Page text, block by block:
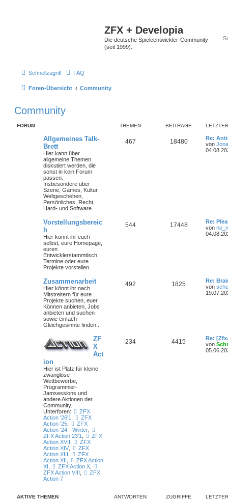
ZFX + Developia
Die deutsche Spieleentwickler-Community
(seit 1999).
Schnellzugriff FAQ
Foren-Übersicht Community
Community
FORUM THEMEN BEITRÄGE
Allgemeines Talk-
Brett
Hier kann über
allgemeine Themen
diskutiert werden, die
sonst in kein Forum
passen.
Insbesondere über
Szene, Games, Kultur,
Weltgeschehen,
Persönliches, Recht,
Hard- und Software.
467 18480
Re:
von
Vorstellungsbereic
h
Hier könnt ihr euch
selbst, eure Homepage,
euren
Entwicklerstammtisch,
Termine oder eure
Projekte vorstellen.
544 17448
Re:
von
Zusammenarbeit
Hier könnt ihr nach
Mitstreitern für eure
Projekte suchen, euer
Können anbieten, Jobs
anbieten und suchen
sowie einfach
Gleichgesinnte finden...
492 1825
Re:
von
ZF
X
Act
ion
Hier ist Platz für kleine
zwanglose
Wettbewerbe,
Programmier-
Jamsessions und
andere Aktionen der
Community.
Unterforen:
ZFX
Action '26'1
ZFX
Action '25
ZFX
Action '24 - Winter
ZFX Action 23'1
ZFX
Action XVII
ZFX
Action XIV
ZFX
Action XIII
ZFX
Action XII
ZFX Action
XI
ZFX Action X,
ZFX Action VIII
ZFX
Action 7
234 4415
Re:
von
AKTIVE THEMEN ANTWORTEN ZUGRIFFE